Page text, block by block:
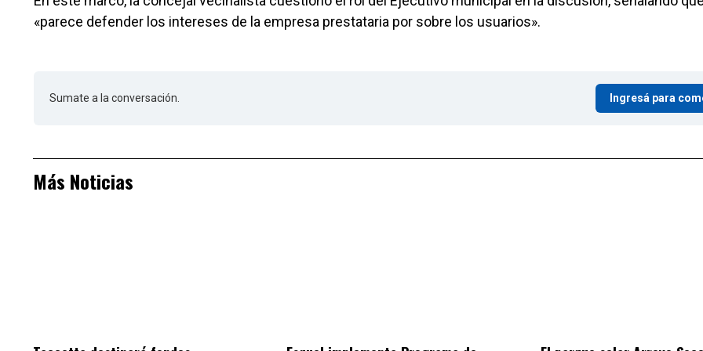
«parece defender los intereses de la empresa prestataria por sobre los usuarios».
Sumate a la conversación. Ingresá para
Más Noticias